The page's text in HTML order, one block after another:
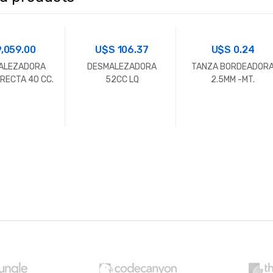
40 CC.
U$S 106.37
DESMALEZADORA
52CC LQ
U$S 0.24
TANZA
2.5MM -MT.